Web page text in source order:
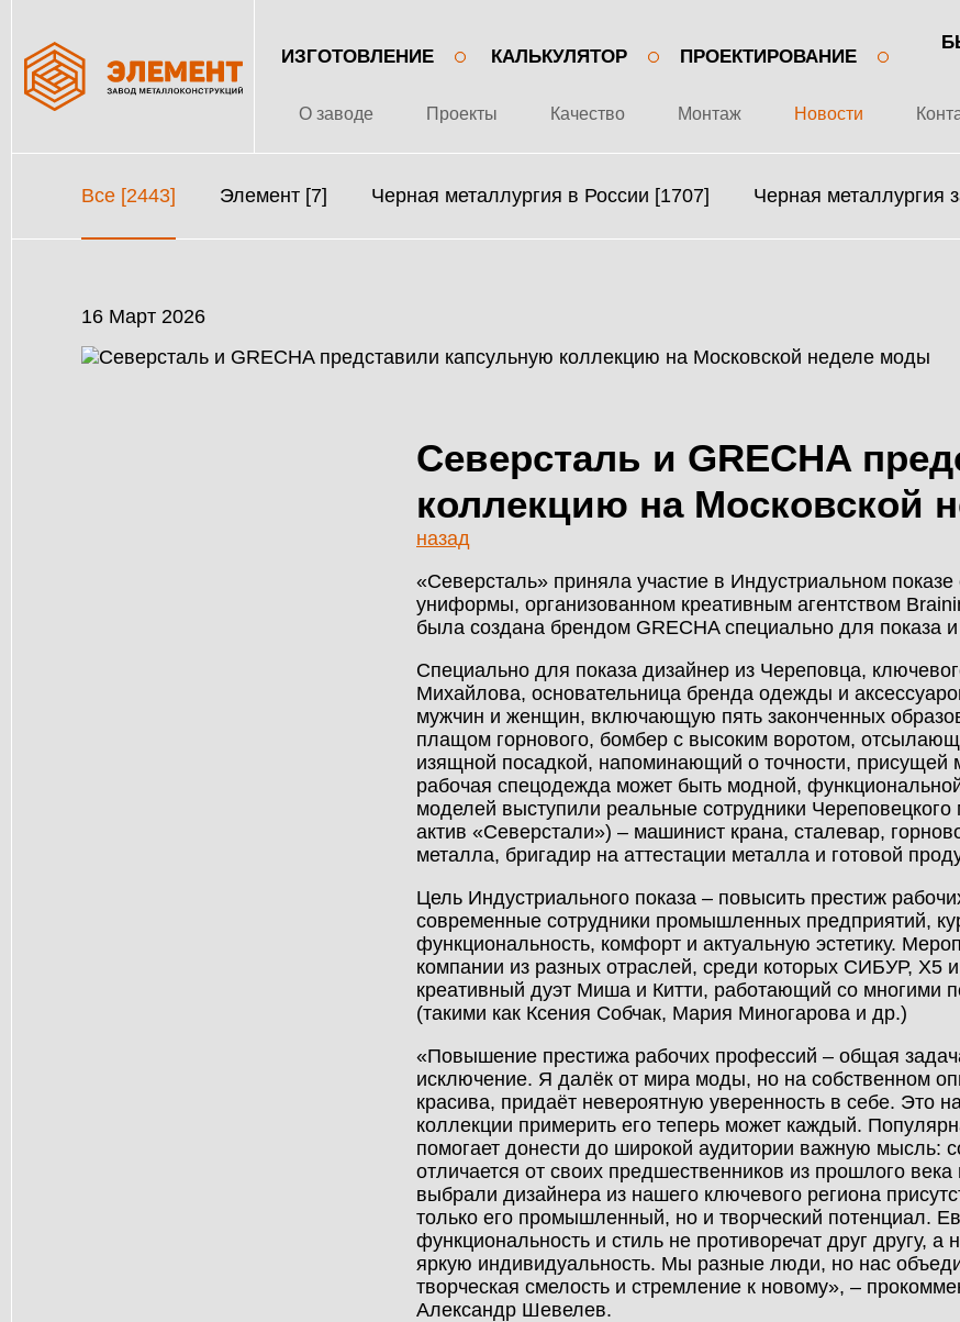
ИЗГОТОВЛЕНИЕ КАЛЬКУЛЯТОР ПРОЕКТИРОВАНИЕ
О заводе Проекты Качество Монтаж Новости
МЕТАЛЛОКОНСТРУКЦИИ
КАРКАСЫ
МЕТАЛЛОКОНСТРУКЦИЙ
КАЛЬКУЛЯТОР
БЫСТРОВОЗВОДИМЫХ
ЗДАНИЙ
ПРОЕКТИРОВАНИЕ
БЫСТРОВОЗВОДИМЫЕ
ЗДАНИЯ
СКЛАДЫ
О ЗАВОДЕ
КАЧЕСТВО
МОНТАЖ
КОНТАКТЫ
ЛИЧНЫЙ КАБИНЕТ
ЛИЧНЫЙ КАБИНЕТ
КЛИЕНТА
Все [2443] Элемент [7] Черная металлургия в России [1707] Черная металлургия
16 Март 2026
Северсталь и GRECHA
коллекцию на Московской
назад
«Северсталь» приняла участие в Индустриальном
униформы, организованном креативным агентством
была создана брендом GRECHA специально для показа
Специально для показа дизайнер из Череповца,
Михайлова, основательница бренда одежды и
мужчин и женщин, включающую пять законченных
плащом горнового, бомбер с высоким воротом,
изящной посадкой, напоминающий о точности, присущей
рабочая спецодежда может быть модной,
моделей выступили реальные сотрудники
актив «Северстали») – машинист крана, сталевар,
металла, бригадир на аттестации металла и готовой
Цель Индустриального показа – повысить престиж
современные сотрудники промышленных предприятий,
функциональность, комфорт и актуальную эстетику.
компании из разных отраслей, среди которых СИБУР, X5
креативный дуэт Миша и Китти, работающий со многими
(такими как Ксения Собчак, Мария Миногарова и др.)
«Повышение престижа рабочих профессий – общая
исключение. Я далёк от мира моды, но на собственном
красива, придаёт невероятную уверенность в себе. Это
коллекции примерить его теперь может каждый.
помогает донести до широкой аудитории важную мысль:
отличается от своих предшественников из прошлого
выбрали дизайнера из нашего ключевого региона
только его промышленный, но и творческий потенциал.
функциональность и стиль не противоречат друг другу,
яркую индивидуальность. Мы разные люди, но нас
творческая смелость и стремление к новому», –
Александр Шевелев.